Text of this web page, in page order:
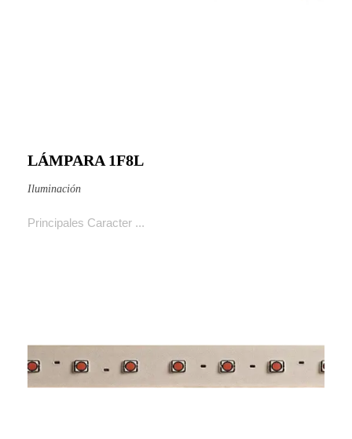
LÁMPARA 1F8L
Iluminación
Principales Caracter ...
Ver producto